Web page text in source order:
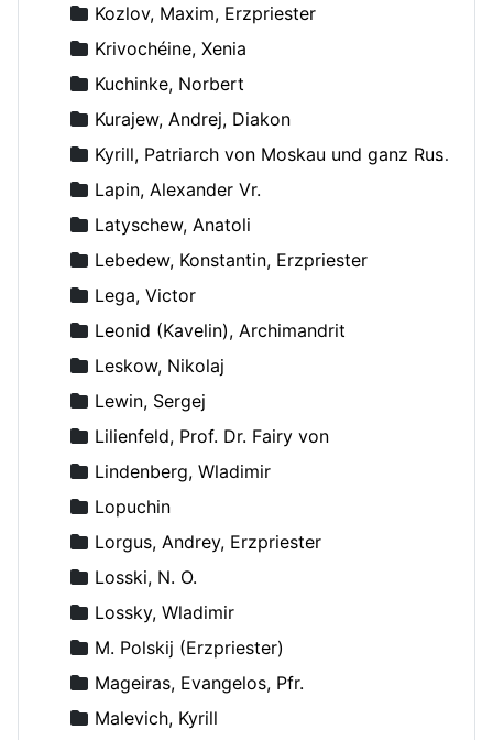
Kozlov, Maxim, Erzpriester
Krivochéine, Xenia
Kuchinke, Norbert
Kurajew, Andrej, Diakon
Kyrill, Patriarch von Moskau und ganz Russland
Lapin, Alexander Vr.
Latyschew, Anatoli
Lebedew, Konstantin, Erzpriester
Lega, Victor
Leonid (Kavelin), Archimandrit
Leskow, Nikolaj
Lewin, Sergej
Lilienfeld, Prof. Dr. Fairy von
Lindenberg, Wladimir
Lopuchin
Lorgus, Andrey, Erzpriester
Losski, N. O.
Lossky, Wladimir
M. Polskij (Erzpriester)
Mageiras, Evangelos, Pfr.
Malevich, Kyrill